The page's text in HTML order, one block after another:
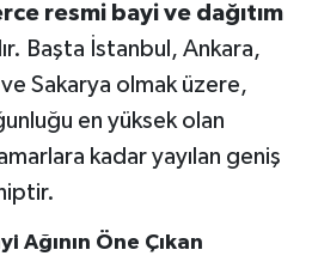
resmi bayi ve dağıtım
Başta İstanbul, Ankara,
Sakarya olmak üzere,
en yüksek olan
kadar yayılan geniş
Ağının Öne Çıkan